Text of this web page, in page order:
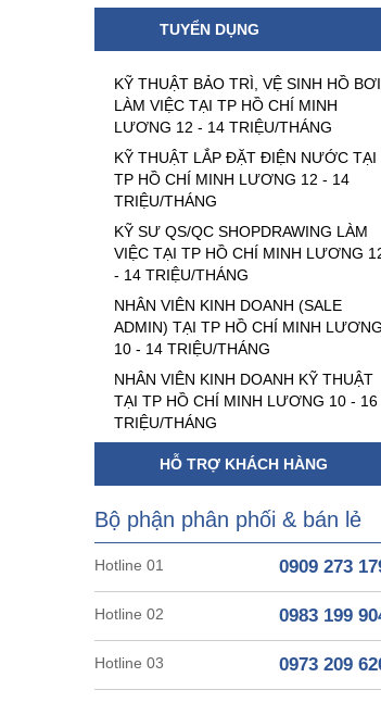
TUYỂN DỤNG
KỸ THUẬT BẢO TRÌ, VỆ SINH HỒ BƠI
LÀM VIỆC TẠI TP HỒ CHÍ MINH
LƯƠNG 12 - 14 TRIỆU/THÁNG
KỸ THUẬT LẮP ĐẶT ĐIỆN NƯỚC TẠI
TP HỒ CHÍ MINH LƯƠNG 12 - 14
TRIỆU/THÁNG
KỸ SƯ QS/QC SHOPDRAWING LÀM
VIỆC TẠI TP HỒ CHÍ MINH LƯƠNG
- 14 TRIỆU/THÁNG
NHÂN VIÊN KINH DOANH (SALE
ADMIN) TẠI TP HỒ CHÍ MINH LƯƠNG
10 - 14 TRIỆU/THÁNG
NHÂN VIÊN KINH DOANH KỸ THUẬT
TẠI TP HỒ CHÍ MINH LƯƠNG 10 - 16
TRIỆU/THÁNG
HỖ TRỢ KHÁCH HÀNG
Bộ phận phân phối & bán lẻ
Hotline 01 0909 273
Hotline 02 0983 199
Hotline 03 0973 209